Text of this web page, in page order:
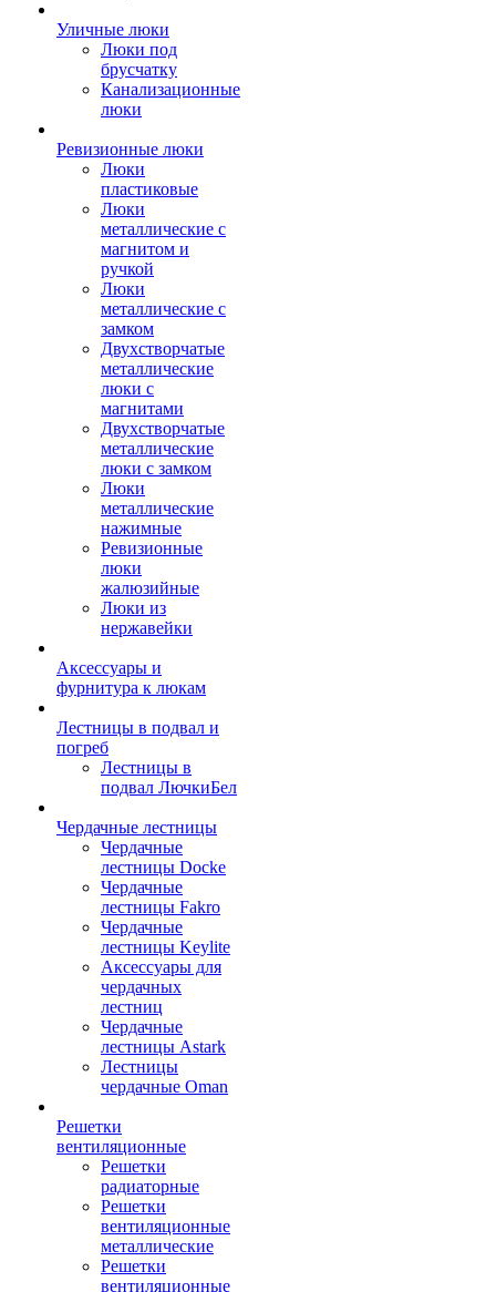
Уличные люки
Люки под
брусчатку
Канализационные
люки
Ревизионные люки
Люки
пластиковые
Люки
металлические с
магнитом и
ручкой
Люки
металлические с
замком
Двухстворчатые
металлические
люки с
магнитами
Двухстворчатые
металлические
люки с замком
Люки
металлические
нажимные
Ревизионные
люки
жалюзийные
Люки из
нержавейки
Аксессуары и
фурнитура к люкам
Лестницы в подвал и
погреб
Лестницы в
подвал ЛючкиБел
Чердачные лестницы
Чердачные
лестницы Docke
Чердачные
лестницы Fakro
Чердачные
лестницы Keylite
Аксессуары для
чердачных
лестниц
Чердачные
лестницы Astark
Лестницы
чердачные Oman
Решетки
вентиляционные
Решетки
радиаторные
Решетки
вентиляционные
металлические
Решетки
вентиляционные